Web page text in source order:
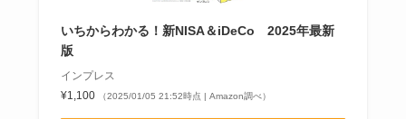
いちからわかる！新NISA＆iDeCo 2025年最新
版
インプレス
¥1,100
（2025/01/05 21:52時点 | Amazon調べ）